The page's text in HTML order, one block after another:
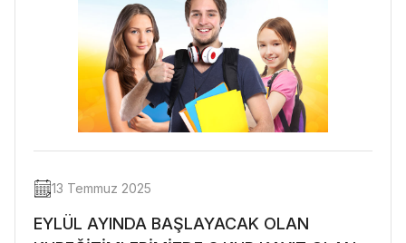
13 Temmuz 2025
EYLÜL AYINDA BAŞLAYACAK OLAN